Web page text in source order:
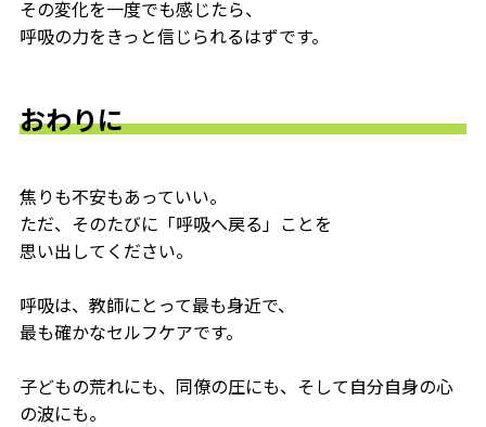
その変化を一度でも感じたら、
呼吸の力をきっと信じられるはずです。
おわりに
焦りも不安もあっていい。
ただ、そのたびに「呼吸へ戻る」ことを
思い出してください。
呼吸は、教師にとって最も身近で、
最も確かなセルフケアです。
子どもの荒れにも、同僚の圧にも、そして自分自身の心
の波にも。